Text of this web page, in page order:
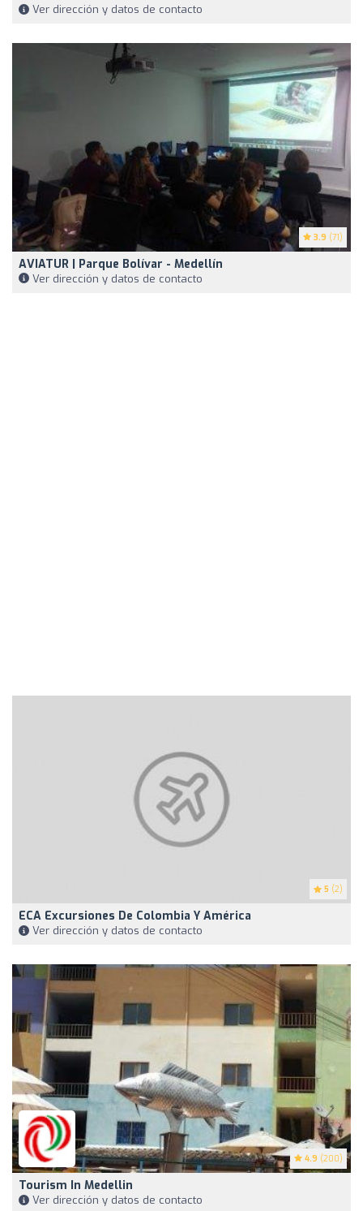
Ver dirección y datos de contacto
3.9 (71)
AVIATUR | Parque Bolívar - Medellín
Ver dirección y datos de contacto
5 (2)
ECA Excursiones De Colombia Y América
Ver dirección y datos de contacto
4.9 (200)
Tourism In Medellin
Ver dirección y datos de contacto